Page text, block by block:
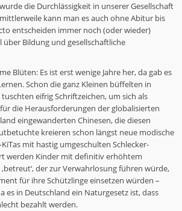
die Durchlässigkeit in unserer Gesellschaft
kann man es auch ohne Abitur bis
entscheiden immer noch (oder wieder)
Bildung und gesellschaftliche
Blüten: Es ist erst wenige Jahre her, da gab es
Schon die ganz Kleinen büffelten in
eifrig Schriftzeichen, um sich als
die Herausforderungen der globalisierten
eingewanderten Chinesen, die diesen
kreieren schon längst neue modische
mit hastig umgeschulten Schlecker-
werden Kinder mit definitiv erhöhtem
der zur Verwahrlosung führen würde,
für ihre Schützlinge einsetzen würden –
es in Deutschland ein Naturgesetz ist, dass
bezahlt werden.